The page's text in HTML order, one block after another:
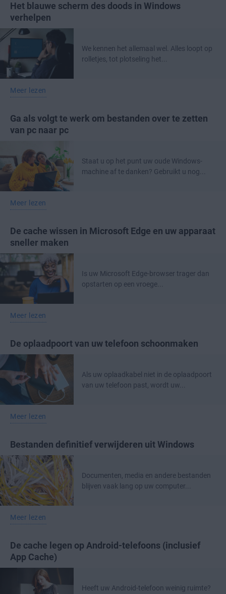
Het blauwe scherm des doods in Windows
verhelpen
We kennen het allemaal wel. Alles loopt op
rolletjes, tot plotseling het...
Meer lezen
Ga als volgt te werk om bestanden over te zetten
van pc naar pc
Staat u op het punt uw oude Windows-
machine af te danken? Gebruikt u nog...
Meer lezen
De cache wissen in Microsoft Edge en uw apparaat
sneller maken
Is uw Microsoft Edge-browser trager dan
opstarten op een vroege...
Meer lezen
De oplaadpoort van uw telefoon schoonmaken
Als uw oplaadkabel niet in de oplaadpoort
van uw telefoon past, wordt uw...
Meer lezen
Bestanden definitief verwijderen uit Windows
Documenten, media en andere bestanden
blijven vaak lang op uw computer...
Meer lezen
De cache legen op Android-telefoons (inclusief
App Cache)
Heeft uw Android-telefoon weinig ruimte?